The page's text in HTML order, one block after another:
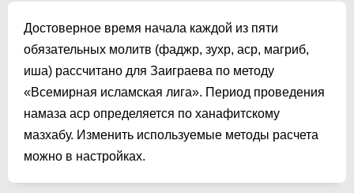
Достоверное время начала каждой из пяти
обязательных молитв (фаджр, зухр, аср, магриб,
иша) рассчитано для Заиграева по методу
«Всемирная исламская лига». Период проведения
намаза аср определяется по ханафитскому
мазхабу. Изменить используемые методы расчета
можно в настройках.